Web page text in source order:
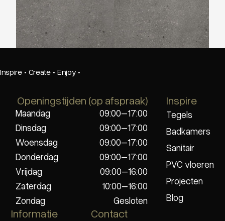
Vtwonen Composite XL grey
Inspire · Create · Enjoy ·
Openingstijden (op afspraak)
Maandag
09:00–17:00
Dinsdag
09:00–17:00
Woensdag
09:00–17:00
Donderdag
09:00–17:00
Vrijdag
09:00–16:00
Zaterdag
10:00–16:00
Zondag
Gesloten
Inspire
Tegels
Badkamers
Sanitair
PVC vloeren
Projecten
Blog
Informatie Contact